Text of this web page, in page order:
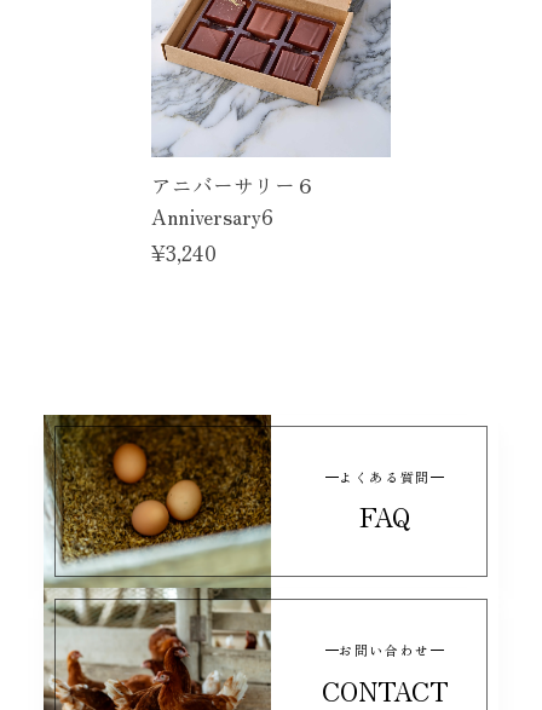
le fleuveのクッキー缶
2026/07/24
2026/07/23
てました。本っ当に美味しいし凄いです。勿論はちみつ
マロン以外も全て美味しくいただきました。有難うござ
いました。
カカオとドライフルーツのグラノーラ
2026/07/20
紅茶に合う感じですごく美味しいです
アニバーサリー６
Anniversary6
¥3,240
よくある質問
FAQ
お問い合わせ
CONTACT